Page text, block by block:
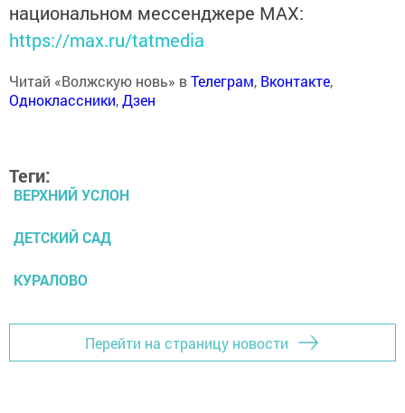
национальном мессенджере MАХ:
https://max.ru/tatmedia
Читай «Волжскую новь» вТелеграм, Вконтакте,
Одноклассники,Дзен
Теги:
ВЕРХНИЙ УСЛОН
ДЕТСКИЙ САД
КУРАЛОВО
Перейти на страницу новости